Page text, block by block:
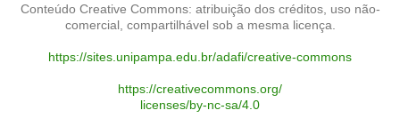
Conteúdo Creative Commons: atribuição dos créditos, uso não-
comercial, compartilhável sob a mesma licença.
https://sites.unipampa.edu.br/adafi/creative-commons
https://creativecommons.org/
licenses/by-nc-sa/4.0